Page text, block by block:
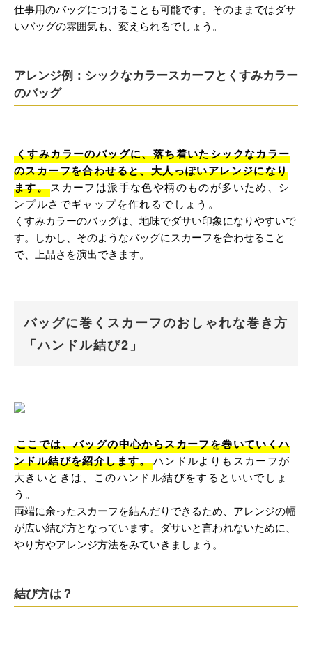
仕事用のバッグにつけることも可能です。そのままではダサ
いバッグの雰囲気も、変えられるでしょう。
アレンジ例：シックなカラースカーフとくすみカラー
のバッグ
くすみカラーのバッグに、落ち着いたシックなカラー
のスカーフを合わせると、大人っぽいアレンジになり
ます。 スカーフは派手な色や柄のものが多いため、シ
ンプルさでギャップを作れるでしょう。
くすみカラーのバッグは、地味でダサい印象になりやすいで
す。しかし、そのようなバッグにスカーフを合わせること
で、上品さを演出できます。
バッグに巻くスカーフのおしゃれな巻き方
「ハンドル結び2」
ここでは、バッグの中心からスカーフを巻いていくハ
ンドル結びを紹介します。ハンドルよりもスカーフが
大きいときは、このハンドル結びをするといいでしょ
う。
両端に余ったスカーフを結んだりできるため、アレンジの幅
が広い結び方となっています。ダサいと言われないために、
やり方やアレンジ方法をみていきましょう。
結び方は？